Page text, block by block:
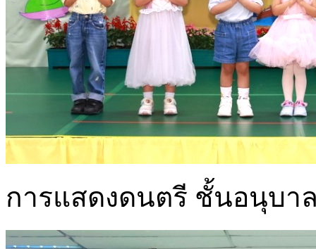
การแสดงดนตรี ชั้นอนุบา